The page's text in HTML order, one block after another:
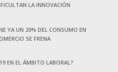
LA INNOVACIÓN
YA UN 20% DEL CONSUMO EN
SE FRENA
EN EL ÁMBITO LABORAL?